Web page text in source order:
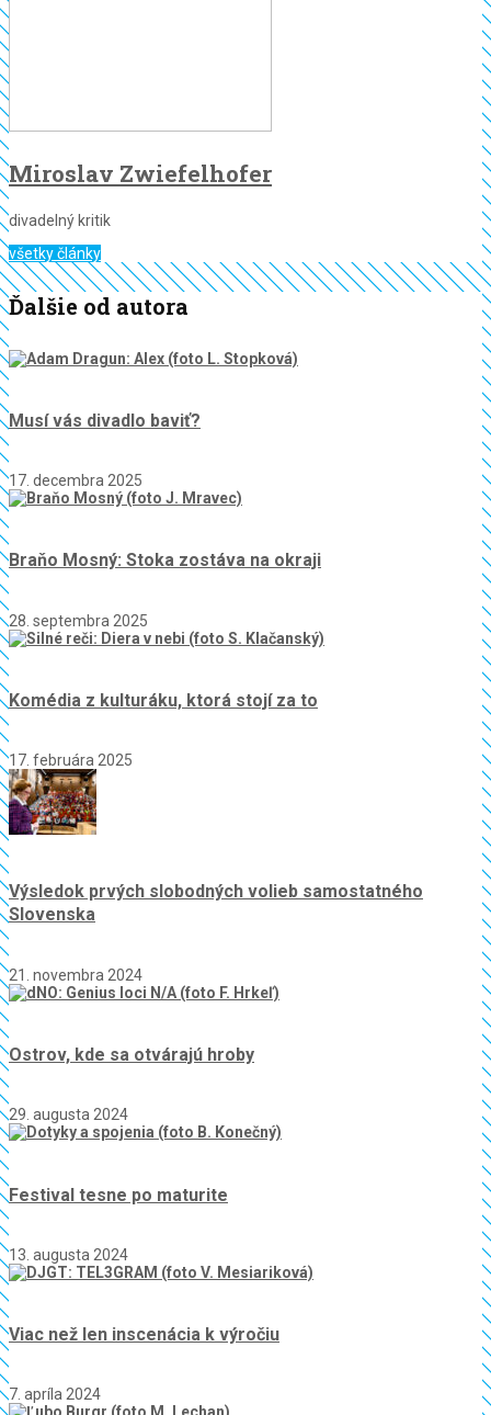
Miroslav Zwiefelhofer
divadelný kritik
všetky články
Ďalšie od autora
Musí vás divadlo baviť?
17. decembra 2025
Braňo Mosný: Stoka zostáva na okraji
28. septembra 2025
Komédia z kulturáku, ktorá stojí za to
17. februára 2025
Výsledok prvých slobodných volieb samostatného
Slovenska
21. novembra 2024
Ostrov, kde sa otvárajú hroby
29. augusta 2024
Festival tesne po maturite
13. augusta 2024
Viac než len inscenácia k výročiu
7. apríla 2024